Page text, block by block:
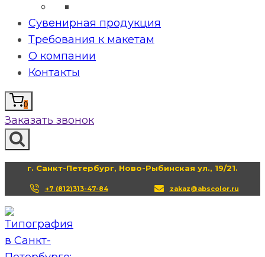
Сувенирная продукция
Требования к макетам
О компании
Контакты
0
Заказать звонок
г. Санкт-Петербург, Ново-Рыбинская ул., 19/21.
+7 (812)313-47-84 zakaz@abscolor.ru